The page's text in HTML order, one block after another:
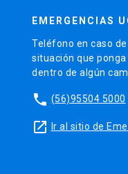
EMERGENCIAS
Teléfono en caso
situación que
dentro de algún
phone (56)95504 5000
launch Ir al sitio de